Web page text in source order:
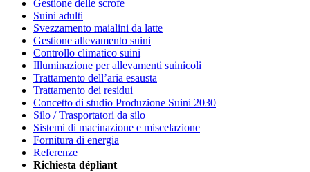
Gestione delle scrofe
Suini adulti
Svezzamento maialini da latte
Gestione allevamento suini
Controllo climatico suini
Illuminazione per allevamenti suinicoli
Trattamento dell’aria esausta
Trattamento dei residui
Concetto di studio Produzione Suini 2030
Silo / Trasportatori da silo
Sistemi di macinazione e miscelazione
Fornitura di energia
Referenze
Richiesta dépliant